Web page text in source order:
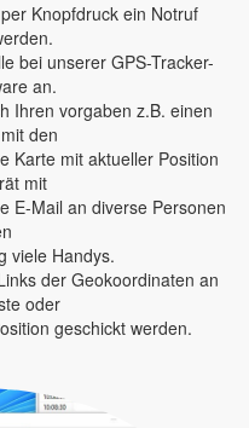
Knopfdruck ein Notruf
bei unserer GPS-Tracker-
an.
Ihren vorgaben z.B. einen
den
Karte mit aktueller Position
mit
E-Mail an diverse Personen
viele Handys.
der Geokoordinaten an
oder
geschickt werden.